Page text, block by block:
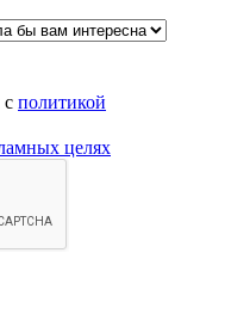
с политикой
целях